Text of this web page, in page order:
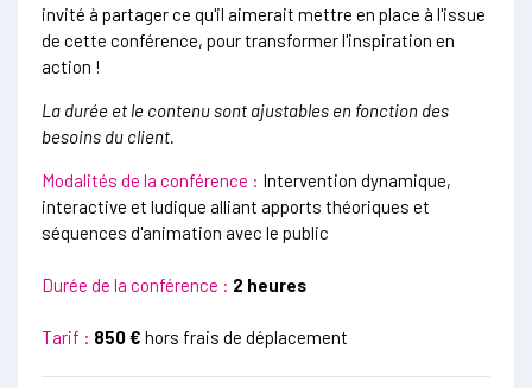
invité à partager ce qu'il aimerait mettre en place à l'issue
de cette conférence, pour transformer l'inspiration en
action !
La durée et le contenu sont ajustables en fonction des
besoins du client.
Modalités de la conférence : Intervention dynamique,
interactive et ludique alliant apports théoriques et
séquences d'animation avec le public
Durée de la conférence : 2 heures
Tarif : 850 € hors frais de déplacement